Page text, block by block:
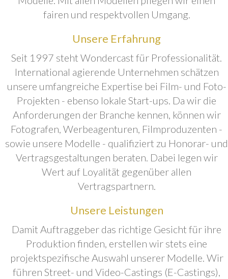
fairen und respektvollen Umgang.
Unsere Erfahrung
Seit 1997 steht Wondercast für Professionalität.
International agierende Unternehmen schätzen
unsere umfangreiche Expertise bei Film- und Foto-
Projekten - ebenso lokale Start-ups. Da wir die
Anforderungen der Branche kennen, können wir
Fotografen, Werbeagenturen, Filmproduzenten -
sowie unsere Modelle - qualifiziert zu Honorar- und
Vertragsgestaltungen beraten. Dabei legen wir
Wert auf Loyalität gegenüber allen
Vertragspartnern.
Unsere Leistungen
Damit Auftraggeber das richtige Gesicht für ihre
Produktion finden, erstellen wir stets eine
projektspezifische Auswahl unserer Modelle. Wir
führen Street- und Video-Castings (E-Castings),